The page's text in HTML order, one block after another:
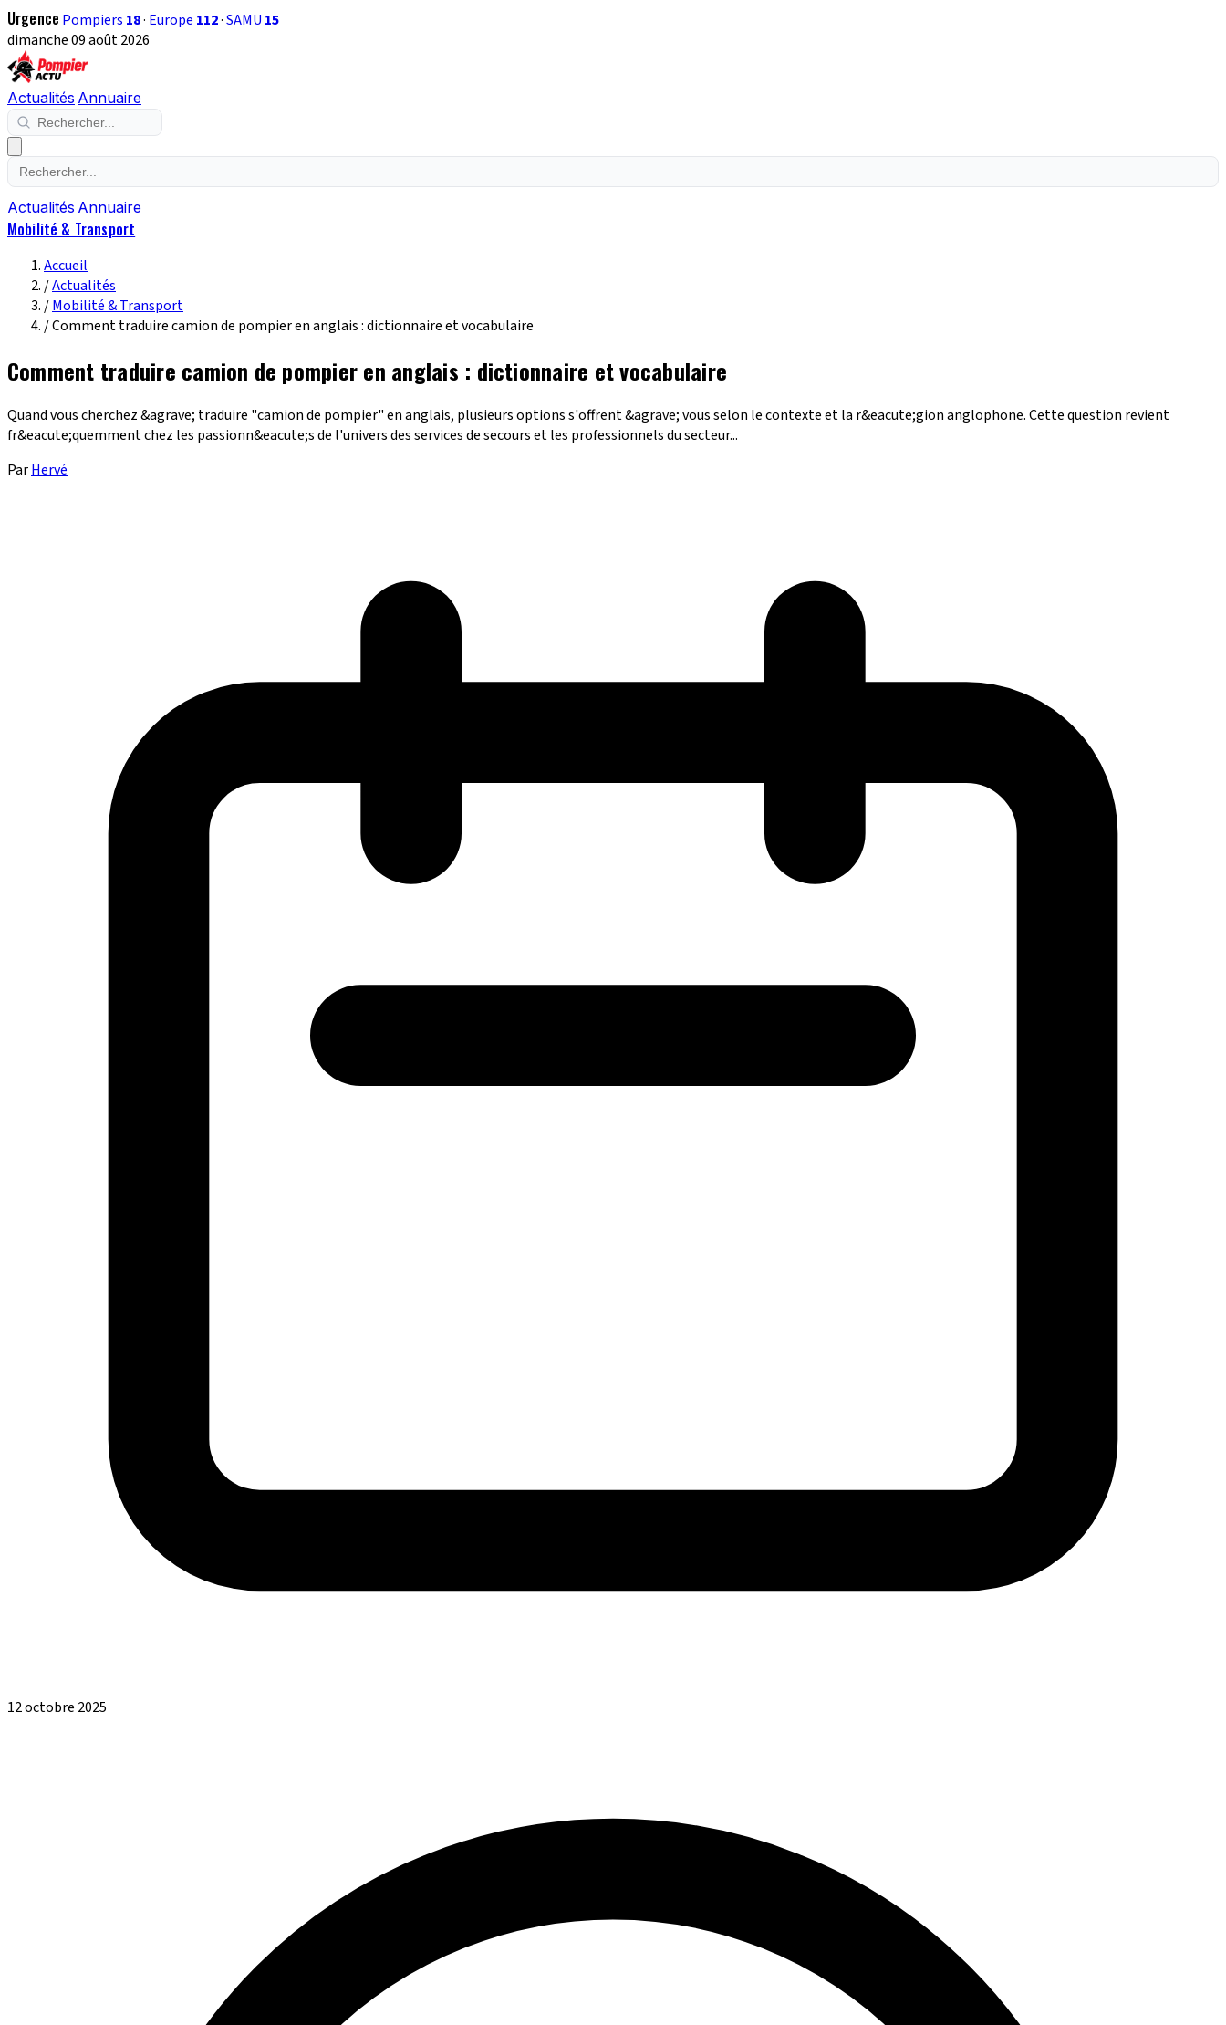
Urgence Pompiers 18· Europe 112·SAMU 15
dimanche 09 août 2026
Actualités Annuaire
Actualités Annuaire
Mobilité & Transport
Accueil
/Actualités
/Mobilité & Transport
/Comment traduire camion de pompier en anglais : dictionnaire et vocabulaire
Comment traduire camion de pompier en anglais : dictionnaire et vocabulaire
Quand vous cherchez &agrave; traduire "camion de pompier" en anglais, plusieurs options s'offrent &agrave; vous selon le contexte et la r&eacute;gion anglophone. Cette question revient
fr&eacute;quemment chez les passionn&eacute;s de l'univers des services de secours et les professionnels du secteur...
ParHervé
12 octobre 2025